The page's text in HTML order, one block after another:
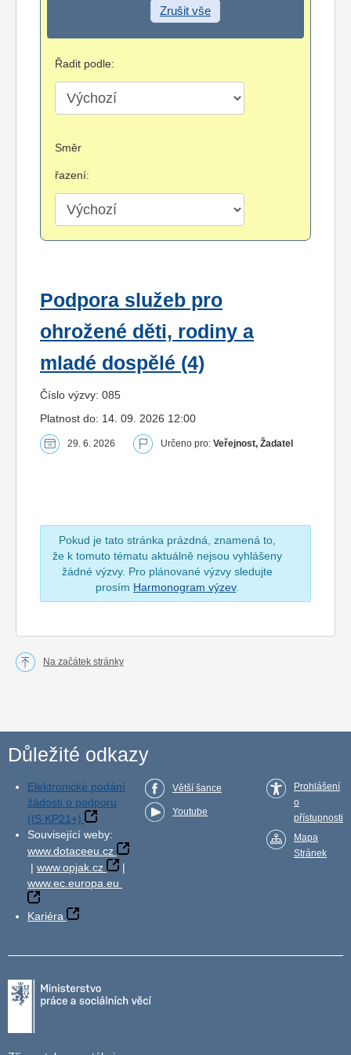
Zrušit vše
Řadit podle:
Směr
řazení:
Podpora služeb pro
ohrožené děti, rodiny a
mladé dospělé (4)
Číslo výzvy: 085
Platnost do: 14. 09. 2026 12:00
29. 6. 2026 Určeno pro: Veřejnost, Žadatel
Pokud je tato stránka prázdná, znamená to,
že k tomuto tématu aktuálně nejsou vyhlášeny
žádné výzvy. Pro plánované výzvy sledujte
prosím Harmonogram výzev.
Na začátek stránky
Důležité odkazy
Elektronické podání
žádosti o podporu
(IS KP21+)
Související weby:
www.dotaceeu.cz
| www.opjak.cz
|
www.ec.europa.eu
Kariéra
Větší šance
Youtube
Prohlášení
o
přístupnosti
Mapa
Stránek